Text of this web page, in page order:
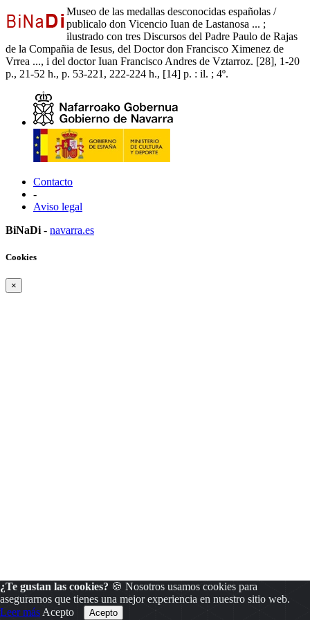
Museo de las medallas desconocidas españolas /
publicalo don Vicencio Iuan de Lastanosa ... ;
ilustrado con tres Discursos del Padre Paulo de Rajas
de la Compañia de Iesus, del Doctor don Francisco Ximenez de
Vrrea ..., i del doctor Iuan Francisco Andres de Vztarroz. [28], 1-20
p., 21-52 h., p. 53-221, 222-224 h., [14] p. : il. ; 4º.
Contacto
-
Aviso legal
BiNaDi - navarra.es
¿Te gustan las cookies? 🍪 Nosotros usamos cookies para
asegurarnos que tienes una mejor experiencia en nuestro sitio web.
Leer más Acepto
Cookies
×